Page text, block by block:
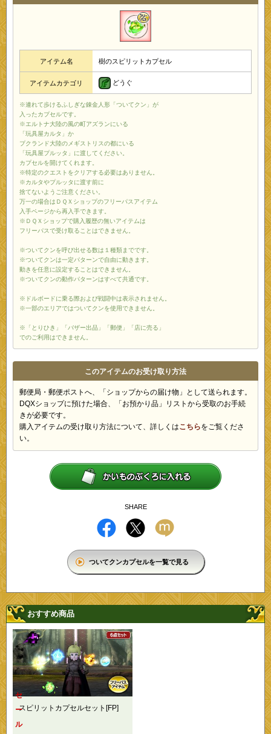
アイテム名 樹のスピリットカプセル
アイテムカテゴリ どうぐ
※連れて歩けるふしぎな錬金人形「ついてクン」が
入ったカプセルです。
※エルトナ大陸の風の町アズランにいる
「玩具屋カルタ」か
プクランド大陸のメギストリスの都にいる
「玩具屋プルッタ」に渡してください。
カプセルを開けてくれます。
※特定のクエストをクリアする必要はありません。
※カルタやプルッタに渡す前に
捨てないようご注意ください。
万一の場合はＤＱＸショップのフリーパスアイテム
入手ページから再入手できます。
※ＤＱＸショップで購入履歴の無いアイテムは
フリーパスで受け取ることはできません。
※ついてクンを呼び出せる数は１種類までです。
※ついてクンは一定パターンで自由に動きます。
動きを任意に設定することはできません。
※ついてクンの動作パターンはすべて共通です。
※ドルボードに乗る際および戦闘中は表示されません。
※一部のエリアではついてクンを使用できません。
※「とりひき」「バザー出品」「郵便」「店に売る」
でのご利用はできません。
このアイテムのお受け取り方法
郵便局・郵便ポストへ、「ショップからの届け物」として送られます。
DQXショップに預けた場合、「お預かり品」リストから受取のお手続
きが必要です。
購入アイテムの受け取り方法について、詳しくはこちらをご覧くださ
い。
SHARE
ついてクンカプセルを一覧で見る
おすすめ商品
スピリットカプセルセット[FP]
セ
ー
ル